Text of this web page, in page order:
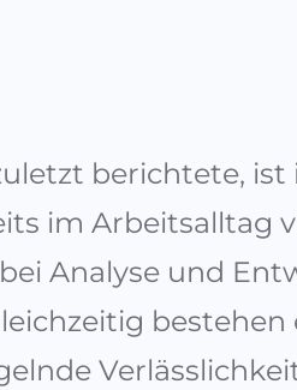
berichtete, ist
im Arbeitsalltag
Analyse und
bestehen